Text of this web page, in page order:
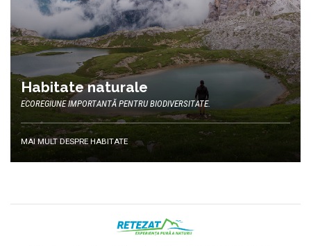
Habitate naturale
ECOREGIUNE IMPORTANTĂ PENTRU BIODIVERSITATE.
MAI MULT DESPRE HABITATE